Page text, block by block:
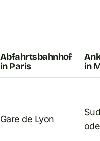
Abfahrtsbahnhof
in Paris
in
Gare de Lyon